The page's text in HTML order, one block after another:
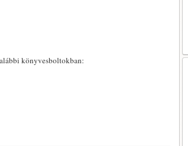
könyvesboltokban: